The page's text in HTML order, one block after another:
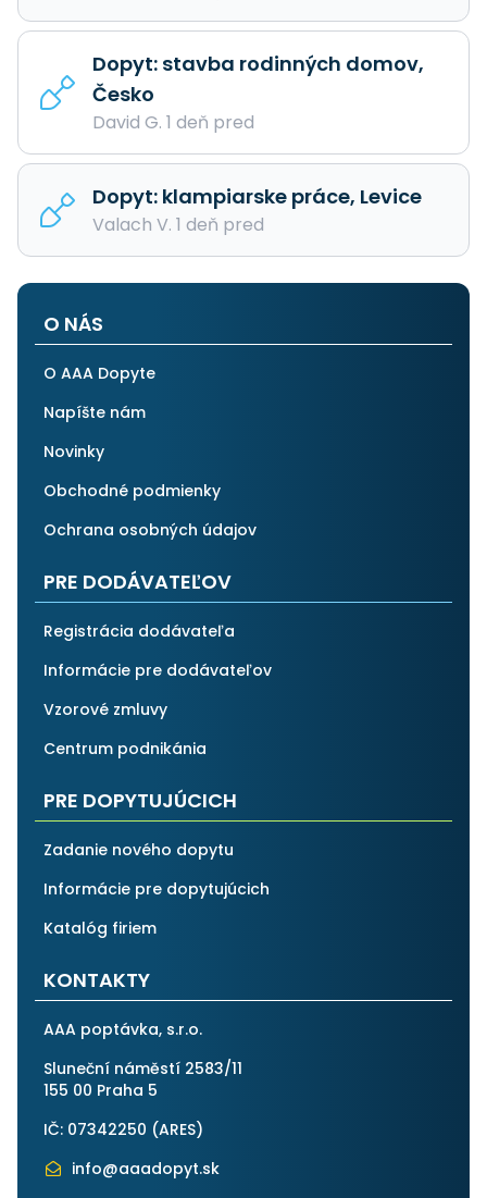
Dopyt: stavba rodinných domov,
Česko
David G. 1 deň pred
Dopyt: klampiarske práce, Levice
Valach V. 1 deň pred
O NÁS
O AAA Dopyte
Napíšte nám
Novinky
Obchodné podmienky
Ochrana osobných údajov
PRE DODÁVATEĽOV
Registrácia dodávateľa
Informácie pre dodávateľov
Vzorové zmluvy
Centrum podnikánia
PRE DOPYTUJÚCICH
Zadanie nového dopytu
Informácie pre dopytujúcich
Katalóg firiem
KONTAKTY
AAA poptávka, s.r.o.
Sluneční náměstí 2583/11
155 00 Praha 5
IČ: 07342250 (ARES)
info@aaadopyt.sk